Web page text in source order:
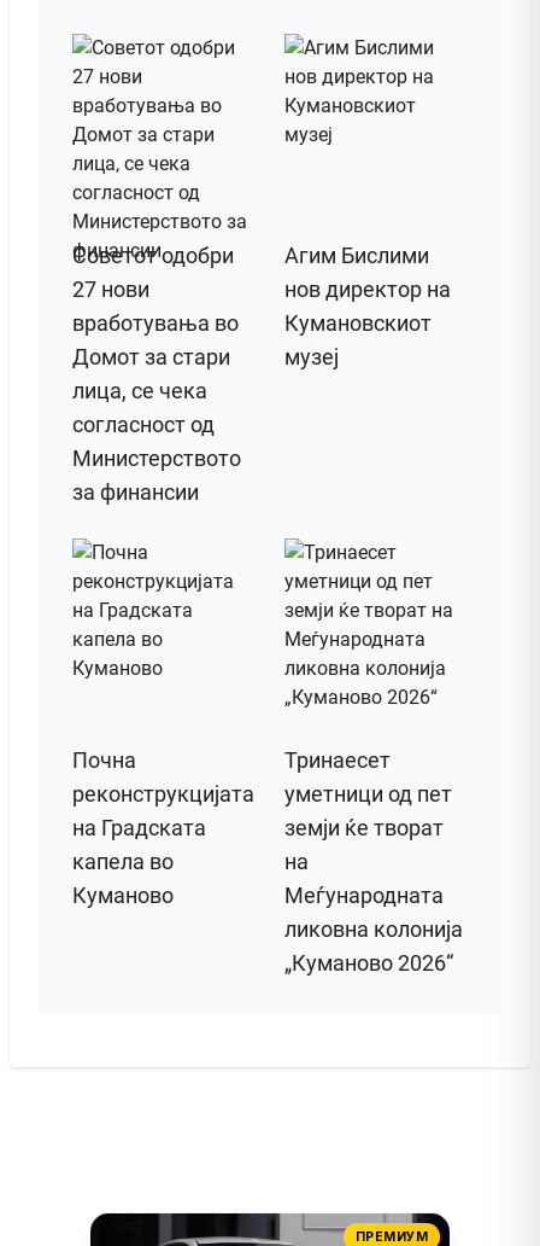
Советот одобри
27 нови
вработувања во
Домот за стари
лица, се чека
согласност од
Министерството
за финансии
Агим Бислими
нов директор на
Кумановскиот
музеј
Почна
реконструкцијата
на Градската
капела во
Куманово
Тринаесет
уметници од пет
земји ќе творат
на
Меѓународната
ликовна колонија
„Куманово 2026“
ПРЕМИУМ